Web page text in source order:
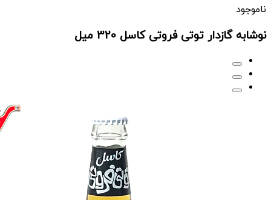
ناموجود
نوشابه گازدار توتی فروتی کاسل 320 میل